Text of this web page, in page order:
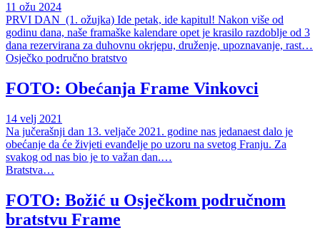
11 ožu 2024
PRVI DAN (1. ožujka) Ide petak, ide kapitul! Nakon više od
godinu dana, naše framaške kalendare opet je krasilo razdoblje od 3
dana rezervirana za duhovnu okrjepu, druženje, upoznavanje, rast…
Osječko područno bratstvo
FOTO: Obećanja Frame Vinkovci
14 velj 2021
Na jučerašnji dan 13. veljače 2021. godine nas jedanaest dalo je
obećanje da će živjeti evanđelje po uzoru na svetog Franju. Za
svakog od nas bio je to važan dan.…
Bratstva…
FOTO: Božić u Osječkom područnom
bratstvu Frame